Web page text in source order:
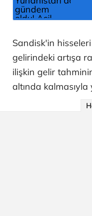
Sandisk'in
gelirindeki artışa
ilişkin gelir
altında